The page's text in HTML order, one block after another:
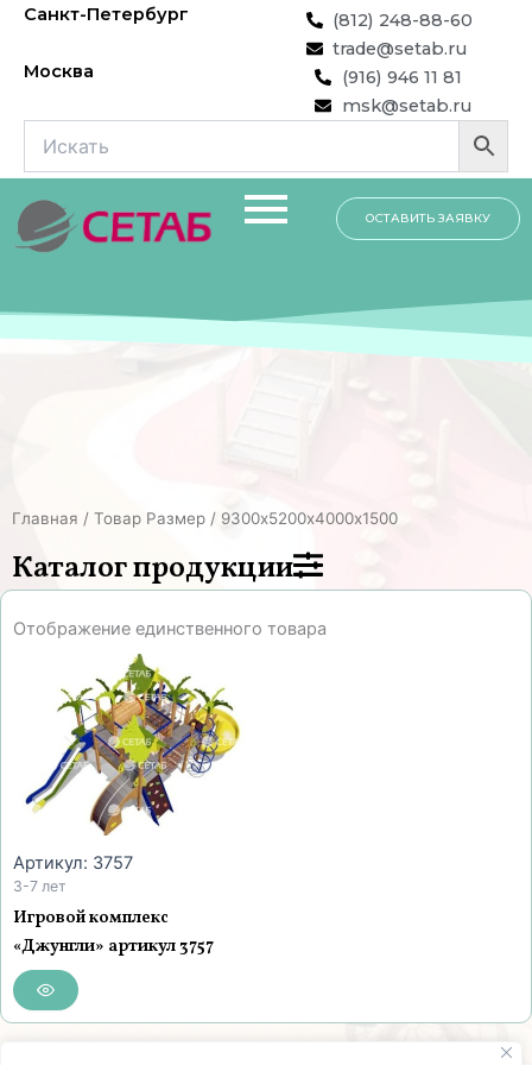
Перейти
содержимому
Санкт-Петербург
(812) 248-88-60
trade@setab.ru
Москва
(916) 946 11 81
msk@setab.ru
ОСТАВИТЬ ЗАЯВКУ
Главная / Товар Размер / 9300х5200х4000х1500
Каталог продукции
Отображение единственного товара
Артикул: 3757
3-7 лет
Игровой комплекс
«Джунгли» артикул 3757